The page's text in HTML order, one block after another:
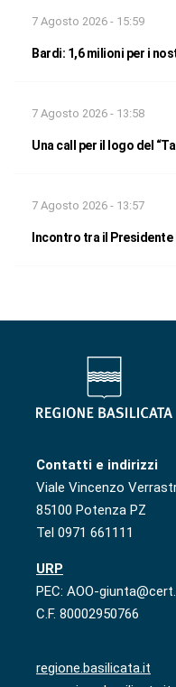
7 Agosto 2026 - 15:59
Bardi: 1,6 milioni per i
7 Agosto 2026 - 13:58
Una call per il logo del
7 Agosto 2026 - 13:57
Incontro tra il Presidente
Contatti e indirizzi
Viale Vincenzo
85100 Potenza PZ
Tel 0971 661111
URP
PEC: AOO-
C.F. 80002950766
regione.basilicata.it